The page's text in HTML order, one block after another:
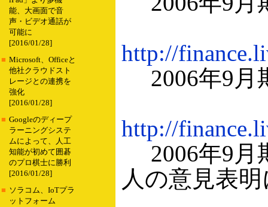
能、大画面で音
声・ビデオ通話が
可能に
[2016/01/28]
■ Microsoft、Officeと
他社クラウドスト
レージとの連携を
強化
[2016/01/28]
■ Googleのディープ
ラーニングシステ
ムによって、人工
知能が初めて囲碁
のプロ棋士に勝利
[2016/01/28]
■ ソラコム、IoTプラ
ットフォーム
http://
2006年9月
http://
2006年9月
人の意見表